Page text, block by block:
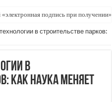
«электронная подпись при
в строительстве парков:
в
как наука меняет